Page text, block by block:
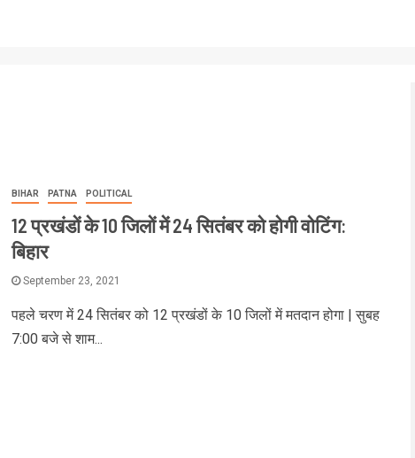
BIHAR PATNA POLITICAL
12 प्रखंडों के 10 जिलों में 24 सितंबर को होगी वोटिंग:
बिहार
September 23, 2021
पहले चरण में 24 सितंबर को 12 प्रखंडों के 10 जिलों में मतदान होगा | सुबह
7:00 बजे से शाम...